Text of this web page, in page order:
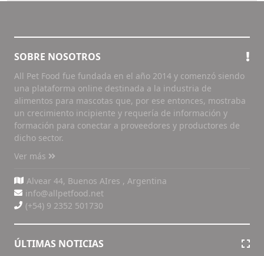
SOBRE NOSOTROS
All Pet Food fue fundada en el año 2014 y comenzó siendo
una plataforma online destinada a la industria de
alimentos para mascotas que, por ese entonces, mostraba
un crecimiento incipiente y requería de información y
formación para conectar a proveedores y productores de
dicho sector.
Ver más
Alvear 44, Buenos AIres , Argentina
info@allpetfood.net
(+54) 9 2352 501730
ÚLTIMAS NOTICIAS